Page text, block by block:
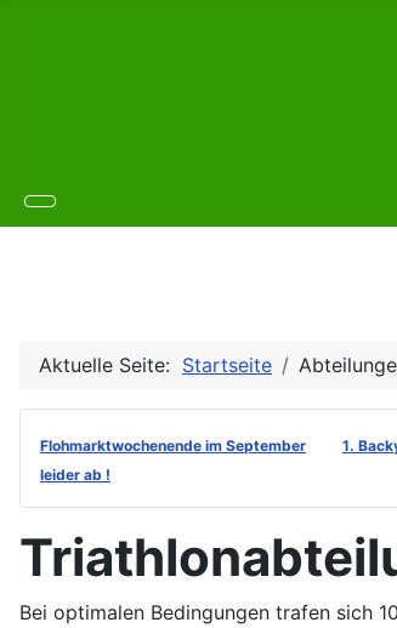
Aktuelle Seite: Startseite
Flohmarktwochenende im September 1.
leider ab !
Bei optimalen Bedingungen trafen sich